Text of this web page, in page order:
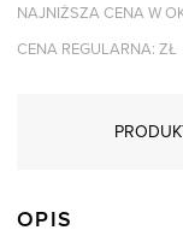
NAJNIŻSZA CENA W
CENA REGULARNA: ZŁ
OPIS